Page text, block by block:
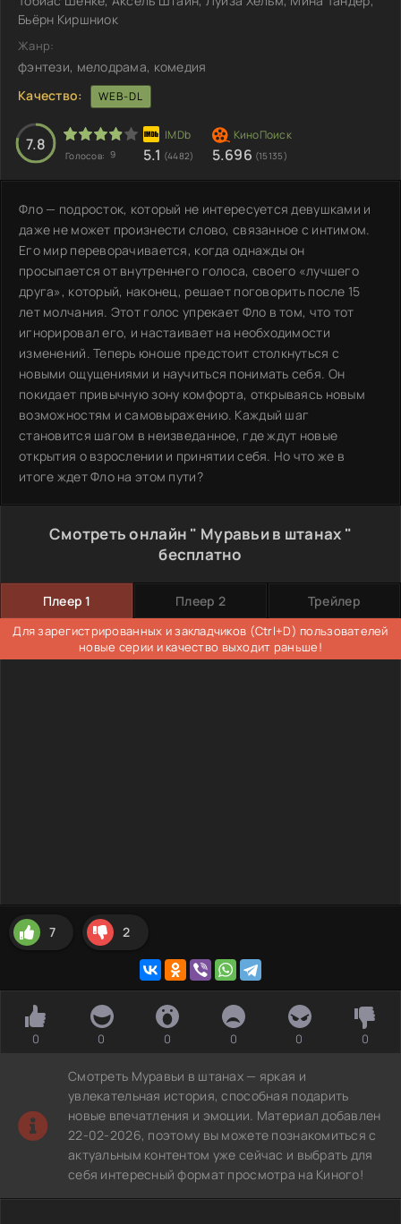
Бьёрн Киршниок
Жанр:
фэнтези, мелодрама, комедия
Качество:
WEB-DL
7.8
Голосов: 9 5.1 (4482) 5.696 (15135)
Фло — подросток, который не интересуется девушками и
даже не может произнести слово, связанное с интимом.
Его мир переворачивается, когда однажды он
просыпается от внутреннего голоса, своего «лучшего
друга», который, наконец, решает поговорить после 15
лет молчания. Этот голос упрекает Фло в том, что тот
игнорировал его, и настаивает на необходимости
изменений. Теперь юноше предстоит столкнуться с
новыми ощущениями и научиться понимать себя. Он
покидает привычную зону комфорта, открываясь новым
возможностям и самовыражению. Каждый шаг
становится шагом в неизведанное, где ждут новые
открытия о взрослении и принятии себя. Но что же в
итоге ждет Фло на этом пути?
Смотреть онлайн " Муравьи в штанах "
бесплатно
Плеер 1 Плеер 2 Трейлер
Для зарегистрированных и закладчиков (Ctrl+D) пользователей
новые серии и качество выходит раньше!
7 2
0 0 0 0 0 0
Смотреть Муравьи в штанах — яркая и
увлекательная история, способная подарить
новые впечатления и эмоции. Материал добавлен
22-02-2026, поэтому вы можете познакомиться с
актуальным контентом уже сейчас и выбрать для
себя интересный формат просмотра на Киного!